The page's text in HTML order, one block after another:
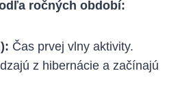
ročných období:
Čas prvej vlny aktivity.
z hibernácie a začínajú